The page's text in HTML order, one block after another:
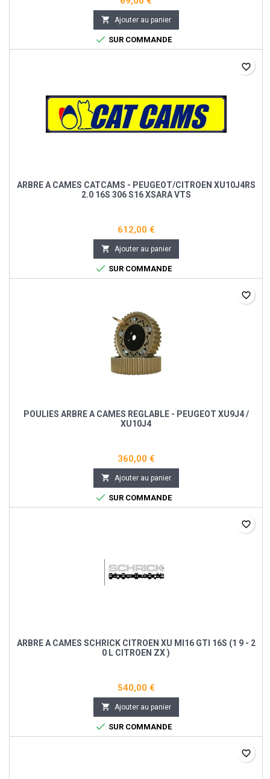
 Ajouter au panier
 SUR COMMANDE
ARBRE A CAMES CATCAMS - PEUGEOT/CITROEN XU10J4RS
2.0 16S 306 S16 XSARA VTS
612,00 €
 Ajouter au panier
 SUR COMMANDE
favorite_border
POULIES ARBRE A CAMES REGLABLE - PEUGEOT XU9J4 /
XU10J4
360,00 €
 Ajouter au panier
 SUR COMMANDE
favorite_border
ARBRE A CAMES SCHRICK CITROEN XU MI16 GTI 16S (1 9 - 2
0 L CITROEN ZX )
540,00 €
 Ajouter au panier
 SUR COMMANDE
favorite_border
favorite_border